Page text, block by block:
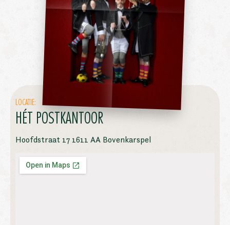
LOCATIE:
HÉT POSTKANTOOR
Hoofdstraat 17 1611 AA Bovenkarspel